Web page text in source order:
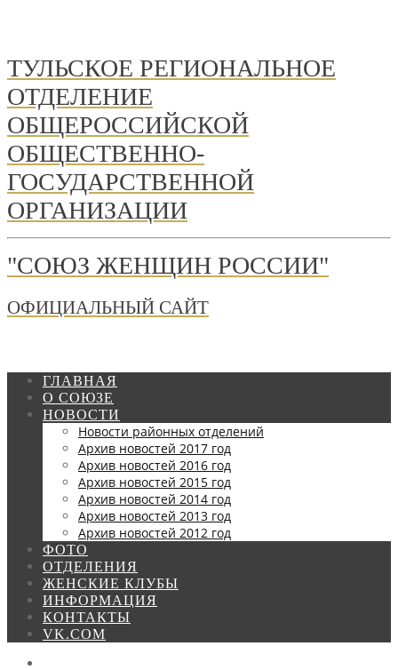
ТУЛЬСКОЕ РЕГИОНАЛЬНОЕ
ОТДЕЛЕНИЕ
ОБЩЕРОССИЙСКОЙ
ОБЩЕСТВЕННО-
ГОСУДАРСТВЕННОЙ
ОРГАНИЗАЦИИ
"СОЮЗ ЖЕНЩИН РОССИИ"
ОФИЦИАЛЬНЫЙ САЙТ
ГЛАВНАЯ
О СОЮЗЕ
НОВОСТИ
Новости районных отделений
Архив новостей 2017 год
Архив новостей 2016 год
Архив новостей 2015 год
Архив новостей 2014 год
Архив новостей 2013 год
Архив новостей 2012 год
ФОТО
ОТДЕЛЕНИЯ
ЖЕНСКИЕ КЛУБЫ
ИНФОРМАЦИЯ
КОНТАКТЫ
VK.COM